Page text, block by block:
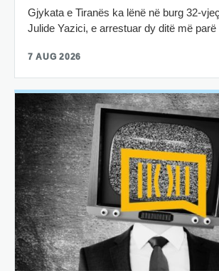
Gjykata e Tiranës ka lënë në burg 32-
Julide Yazici, e arrestuar dy ditë më
7 AUG 2026